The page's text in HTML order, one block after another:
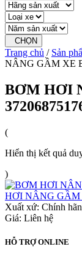
CHỌN
Trang chủ / Sản
NÂNG GẦM XE
BƠM HƠI
(
Hiển thị kết quả
)
HƠI NÂNG GẦM
Xuất xứ: Chính
Giá: Liên hệ
HỖ TRỢ ONLINE